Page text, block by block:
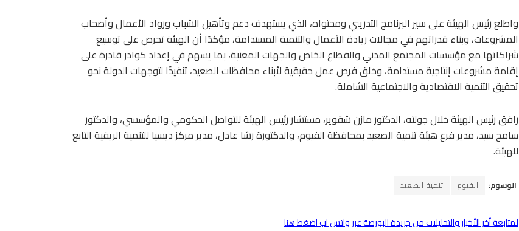
واطلع رئيس الهيئة على سير البرنامج التدريبي ومحتواه، الذي يستهدف دعم وتأهيل الشباب ورواد الأعمال وأصحاب
المشروعات، وبناء قدراتهم في مجالات ريادة الأعمال والتنمية المستدامة، مؤكدًا أن الهيئة تحرص على توسيع
شراكاتها مع مؤسسات المجتمع المدني والقطاع الخاص والجهات المعنية، بما يسهم في إعداد كوادر قادرة على
إقامة مشروعات إنتاجية مستدامة، وخلق فرص عمل حقيقية لأبناء محافظات الصعيد، تنفيذًا لتوجهات الدولة نحو
تحقيق التنمية الاقتصادية والاجتماعية الشاملة.
رافق رئيس الهيئة خلال جولته، الدكتور مازن شقوير، مستشار رئيس الهيئة للتواصل الحكومي والمؤسسي، والدكتور
سامح سيد، مدير فرع هيئة تنمية الصعيد بمحافظة الفيوم، والدكتورة رشا عادل، مدير مركز ديسيا للتنمية الريفية التابع
للهيئة.
الوسوم: الفيوم تنمية الصعيد
لمتابعة أخر الأخبار والتحليلات من جريدة البورصة عبر واتس اب اضغط هنا